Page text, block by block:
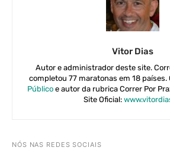
Vitor Dias
Autor e administrador deste site.
completou 77 maratonas em 18 países.
Público e autor da rubrica Correr Por
Site Oficial:
NÓS NAS REDES SOCIAIS